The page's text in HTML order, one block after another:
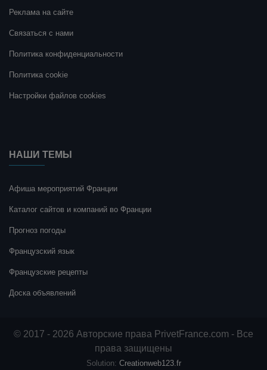
Реклама на сайте
Связаться с нами
Политика конфиденциальности
Политика cookie
Настройки файлов cookies
НАШИ ТЕМЫ
Афиша мероприятий Франции
Каталог сайтов и компаний во Франции
Прогноз погоды
Французский язык
Французские рецепты
Доска объявлений
© 2017 - 2026 Авторские права PrivetFrance.com - Все
права защищены
Solution: Creationweb123.fr